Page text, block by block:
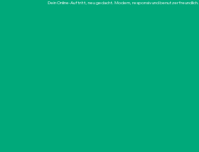
Dein Online-Auftritt, neu gedacht. Modern, responsiv und benutzerfreundlich.